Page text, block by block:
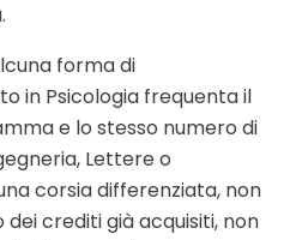
forma di
in Psicologia frequenta il
e lo stesso numero di
Lettere o
corsia differenziata, non
crediti già acquisiti, non